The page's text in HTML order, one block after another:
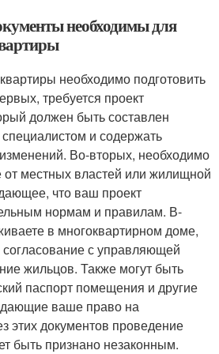
необходимы для
необходимо подготовить
требуется проект
должен быть составлен
и содержать
Во-вторых, необходимо
от местных властей или жилищной
что ваш проект
нормам и правилам. В-
в многоквартирном доме,
с управляющей
жильцов. Также могут быть
паспорт помещения и другие
ваше право на
этих документов проведение
быть признано незаконным.